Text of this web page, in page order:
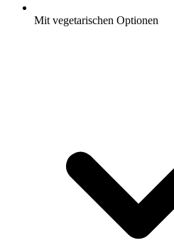
Mit vegetarischen Optionen